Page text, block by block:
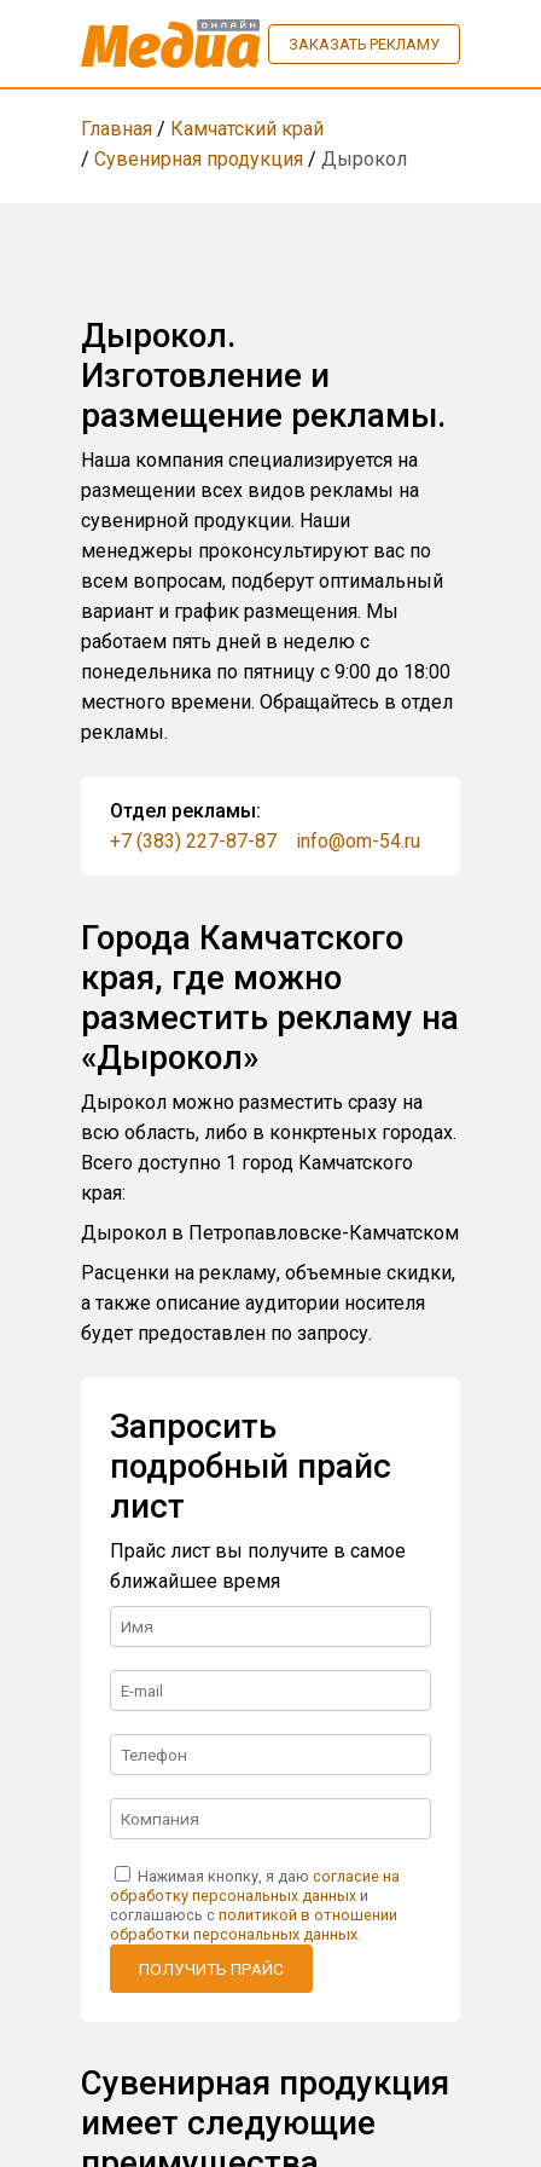
ЗАКАЗАТЬ РЕКЛАМУ
Главная/ Камчатский край
/ Сувенирная продукция/ Дырокол
Дырокол.
Изготовление и
размещение рекламы.
Наша компания специализируется на
размещении всех видов рекламы на
сувенирной продукции. Наши
менеджеры проконсультируют вас по
всем вопросам, подберут оптимальный
вариант и график размещения. Мы
работаем пять дней в неделю с
понедельника по пятницу с 9:00 до 18:00
местного времени. Обращайтесь в отдел
рекламы.
Отдел рекламы:
+7 (383) 227-87-87
info@om-54.ru
Города Камчатского
края, где можно
разместить рекламу на
«Дырокол»
Дырокол можно разместить сразу на
всю область, либо в конкртеных городах.
Всего доступно 1 город Камчатского
края:
Дырокол в Петропавловске-Камчатском
Расценки на рекламу, объемные скидки,
а также описание аудитории носителя
будет предоставлен по запросу.
Запросить
подробный прайс
лист
Прайс лист вы получите в самое
ближайшее время
Нажимая кнопку, я даю согласие на
обработку персональных данныхи
соглашаюсь с политикой в отношении
обработки персональных данных.
ПОЛУЧИТЬ ПРАЙС
Сувенирная продукция
имеет следующие